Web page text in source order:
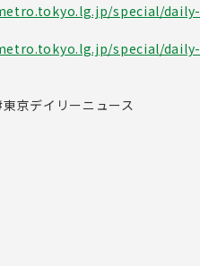
special/daily-
special/daily-
京デイリーニュース